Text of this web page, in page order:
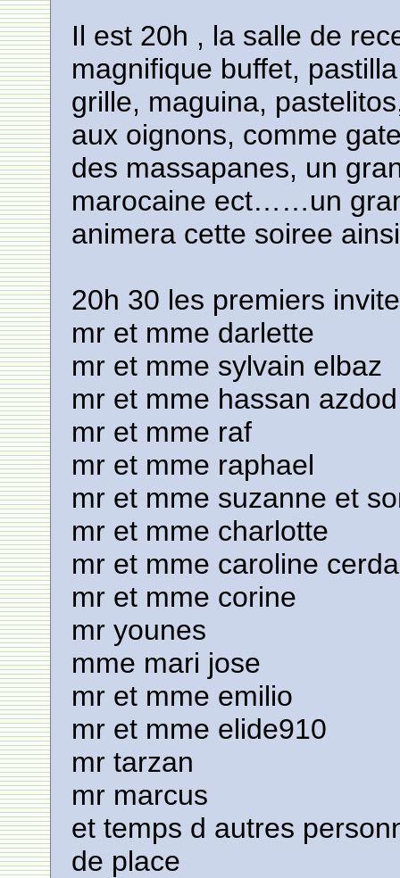
Il est 20h , la salle de
magnifique buffet,
grille, maguina,
aux oignons, comme
des massapanes, un
marocaine ect……un
animera cette soiree
20h 30 les premiers
mr et mme darlette
mr et mme sylvain elbaz
mr et mme hassan azdod
mr et mme raf
mr et mme raphael
mr et mme suzanne et
mr et mme charlotte
mr et mme caroline
mr et mme corine
mr younes
mme mari jose
mr et mme emilio
mr et mme elide910
mr tarzan
mr marcus
et temps d autres
de place